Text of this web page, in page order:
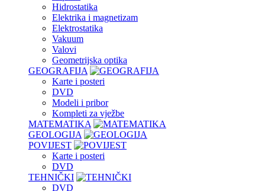
Hidrostatika
Elektrika i magnetizam
Elektrostatika
Vakuum
Valovi
Geometrijska optika
GEOGRAFIJA
Karte i posteri
DVD
Modeli i pribor
Kompleti za vježbe
MATEMATIKA
GEOLOGIJA
POVIJEST
Karte i posteri
DVD
TEHNIČKI
DVD